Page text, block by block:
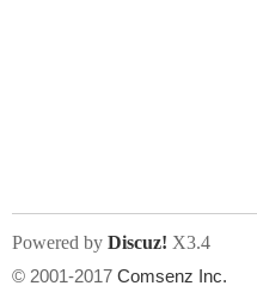
Powered by Discuz! X3.4
© 2001-2017 Comsenz Inc.